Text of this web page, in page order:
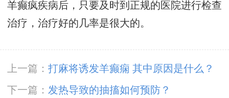
羊癫疯疾病后，只要及时到正规的医院进行检查
治疗，治疗好的几率是很大的。
上一篇： 打麻将诱发羊癫痫 其中原因是什么？
下一篇： 发热导致的抽搐如何预防？